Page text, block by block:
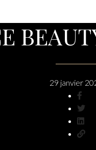
29 janvier